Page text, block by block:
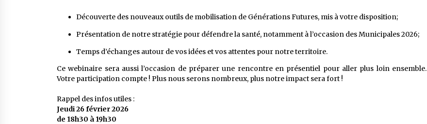
Découverte des nouveaux outils de mobilisation de Générations Futures, mis à votre disposition;
Présentation de notre stratégie pour défendre la santé, notamment à l’occasion des Municipales 2026;
Temps d’échanges autour de vos idées et vos attentes pour notre territoire.
Ce webinaire sera aussi l’occasion de préparer une rencontre en présentiel pour aller plus loin ensemble.
Votre participation compte ! Plus nous serons nombreux, plus notre impact sera fort !
Rappel des infos utiles :
Jeudi 26 février 2026
de 18h30 à 19h30